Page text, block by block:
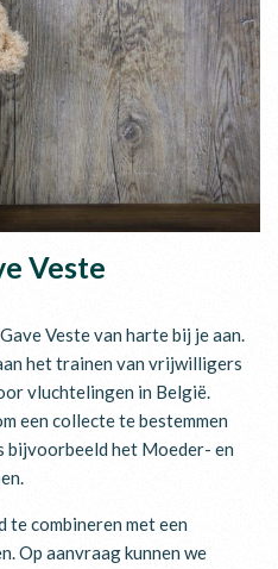
Veste
Veste van harte bij je aan.
het trainen van vrijwilligers
vluchtelingen in België.
een collecte te bestemmen
bijvoorbeeld het Moeder- en
te combineren met een
Op aanvraag kunnen we